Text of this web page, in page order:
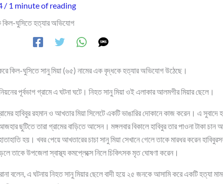
/ 1 minute of reading
কিল-ঘুসিতে হত্যার অভিযোগ
করে কিল-ঘুসিতে সানু মিয়া (৬৫) নামের এক বৃদ্ধকে হত্যার অভিযোগ উঠেছে।
পূর্বভাগ গ্রামে এ ঘটনা ঘটে। নিহত সানু মিয়া ওই এলাকার আলমগীর মিয়ার ছেলে।
হাবিবুর রহমান ও আখতার মিয়া সিলেটে একটি ভাঙারির দোকানে কাজ করেন। এ সুবাদে
ছুটিতে তারা গ্রামের বাড়িতে আসেন। মঙ্গলবার বিকালে হাবিবুর তার পাওনা টাকা চান
হয়। খবর পেয়ে আখতারের চাচা সানু মিয়া সেখানে গেলে তাকে মারধর করেন
তাকে উপজেলা স্বাস্থ্য কমপ্লেক্সে নিলে চিকিৎসক মৃত ঘোষণা করেন।
বলেন, এ ঘটনায় নিহত সানু মিয়ার ছেলে বাদী হয়ে ২৫ জনকে আসামি করে একটি হত্যা